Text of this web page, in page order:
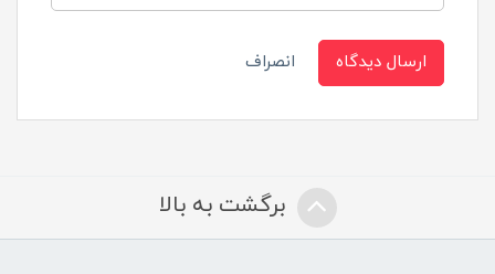
ارسال دیدگاه انصراف
برگشت به بالا